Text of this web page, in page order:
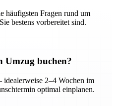
häufigsten Fragen rund um
bestens vorbereitet sind.
Umzug buchen?
2–4 Wochen im
optimal einplanen.